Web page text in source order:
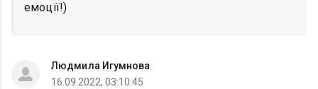
емоції!)
Людмила Игумнова
16.09.2022, 03:10:45